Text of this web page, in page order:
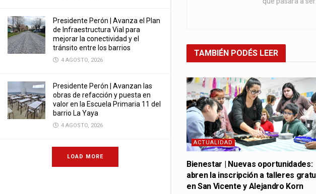
Presidente Perón | Avanza el Plan
de Infraestructura Vial para
mejorar la conectividad y el
tránsito entre los barrios
4 AGOSTO, 2026
Presidente Perón | Avanzan las
obras de refacción y puesta en
valor en la Escuela Primaria 11 del
barrio La Yaya
4 AGOSTO, 2026
LOAD MORE
TAMBIÉN PODÉS LEER
ACTUALIDAD
Bienestar | Nuevas oportunidades:
abren la inscripción a talleres
en San Vicente y Alejandro Korn